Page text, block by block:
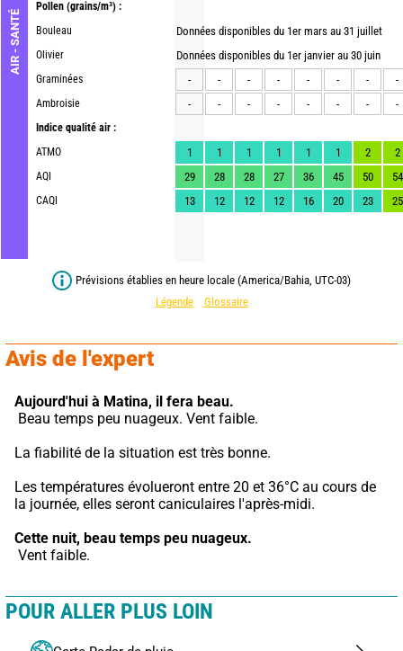
AIR - SANTÉ
Pollen (grains/m³) :
Bouleau
Olivier
Graminées
Ambroisie
Indice qualité air :
ATMO
AQI
CAQI
Données disponibles du 1er mars au 31 juillet
Données disponibles du 1er janvier au 30 juin
-
- - - - - -
-
-
- - - - - - -
1 1 1 1 1 1 2
2
29
28 28 27 36 45 50
54
13
12 12 12 16 20 23 25
Prévisions établies en heure locale (America/Bahia, UTC-03)
Légende
Glossaire
Avis de l'expert
Aujourd'hui à Matina, il fera beau.
Beau temps peu nuageux. Vent faible.
La fiabilité de la situation est très bonne.
Les températures évolueront entre 20 et 36°C au cours de
la journée, elles seront caniculaires l'après-midi.
Cette nuit, beau temps peu nuageux.
Vent faible.
POUR ALLER PLUS LOIN